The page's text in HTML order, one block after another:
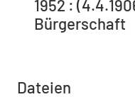
1952 :
Bürgerschaft
Dateien